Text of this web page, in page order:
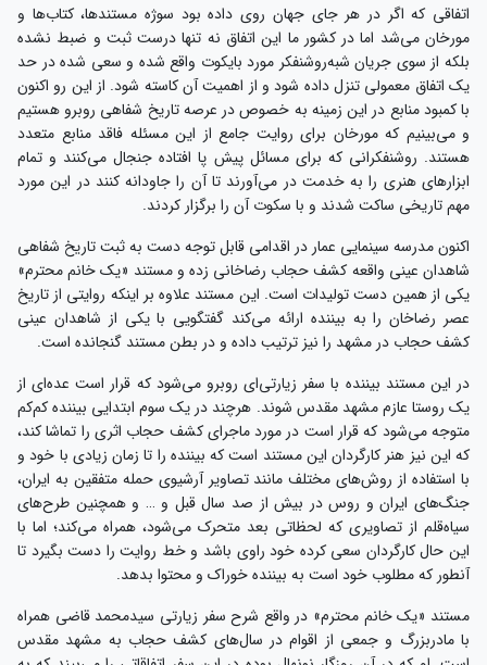
اتفاقی که اگر در هر جای جهان روی داده بود سوژه مستندها، کتاب‌ها و
مورخان می‌شد اما در کشور ما این اتفاق نه تنها درست ثبت و ضبط نشده
بلکه از سوی جریان شبه‌روشنفکر مورد بایکوت واقع شده و سعی شده در حد
یک اتفاق معمولی تنزل داده شود و از اهمیت آن کاسته شود. از این رو اکنون
با کمبود منابع در این زمینه به خصوص در عرصه تاریخ شفاهی روبرو هستیم
و می‌بینیم که مورخان برای روایت جامع از این مسئله فاقد منابع متعدد
هستند. روشنفکرانی که برای مسائل پیش پا افتاده جنجال می‌کنند و تمام
ابزارهای هنری را به خدمت در می‌آورند تا آن را جاودانه کنند در این مورد
مهم تاریخی ساکت شدند و با سکوت آن را برگزار کردند.
اکنون مدرسه سینمایی عمار در اقدامی قابل توجه دست به ثبت تاریخ شفاهی
شاهدان عینی واقعه کشف حجاب رضاخانی زده و مستند «یک خانم محترم»
یکی از همین دست تولیدات است. این مستند علاوه بر اینکه روایتی از تاریخ
عصر رضاخان را به بیننده ارائه می‌کند گفتگویی با یکی از شاهدان عینی
کشف حجاب در مشهد را نیز ترتیب داده و در بطن مستند گنجانده است.
در این مستند بیننده با سفر زیارتی‌ای روبرو می‌شود که قرار است عده‌ای از
یک روستا عازم مشهد مقدس شوند. هرچند در یک سوم ابتدایی بیننده کم‌کم
متوجه می‌شود که قرار است در مورد ماجرای کشف حجاب اثری را تماشا کند،
که این نیز هنر کارگردان این مستند است که بیننده را تا زمان زیادی با خود و
با استفاده از روش‌های مختلف مانند تصاویر آرشیوی حمله متفقین به ایران،
جنگ‌های ایران و روس در بیش از صد سال قبل و … و همچنین طرح‌های
سیاه‌قلم از تصاویری که لحظاتی بعد متحرک می‌شود، همراه می‌کند؛ اما با
این حال کارگردان سعی کرده خود راوی باشد و خط روایت را دست بگیرد تا
آنطور که مطلوب خود است به بیننده خوراک و محتوا بدهد.
مستند «یک خانم محترم» در واقع شرح سفر زیارتی سیدمحمد قاضی همراه
با مادربزرگ و جمعی از اقوام در سال‌های کشف حجاب به مشهد مقدس